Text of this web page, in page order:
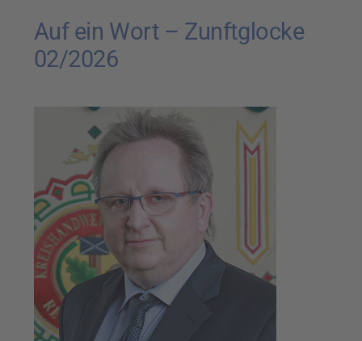
Auf ein Wort – Zunftglocke
02/2026